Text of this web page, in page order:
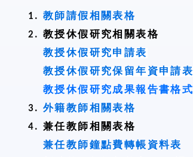
教師請假相關表格
教授休假研究相關表格
教授休假研究申請表
教授休假研究保留年資申請表
教授休假研究成果報告書格式
外籍教師相關表格
兼任教師相關表格
兼任教師鐘點費轉帳資料表